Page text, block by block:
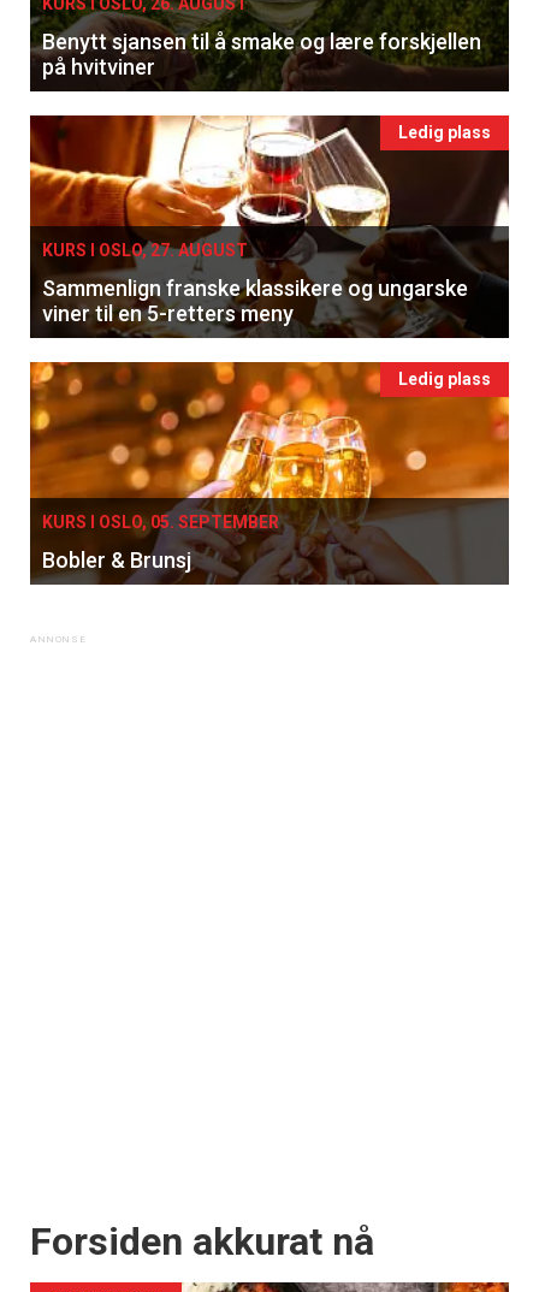
Benytt sjansen til å smake og lære forskjellen
på hvitviner
Ledig plass
KURS I OSLO, 27. AUGUST
Sammenlign franske klassikere og ungarske
viner til en 5-retters meny
Ledig plass
KURS I OSLO, 05. SEPTEMBER
Bobler & Brunsj
Forsiden akkurat nå